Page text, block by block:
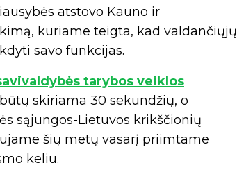
atstovo Kauno ir
kuriame teigta, kad valdančiųjų
savo funkcijas.
tarybos veiklos
skiriama 30 sekundžių, o
sąjungos-Lietuvos krikščionių
šių metų vasarį priimtame
keliu.